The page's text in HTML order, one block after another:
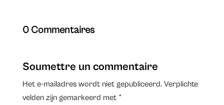
0 Commentaires
Soumettre un commentaire
Het e-mailadres wordt niet gepubliceerd. Verplichte
velden zijn gemarkeerd met *